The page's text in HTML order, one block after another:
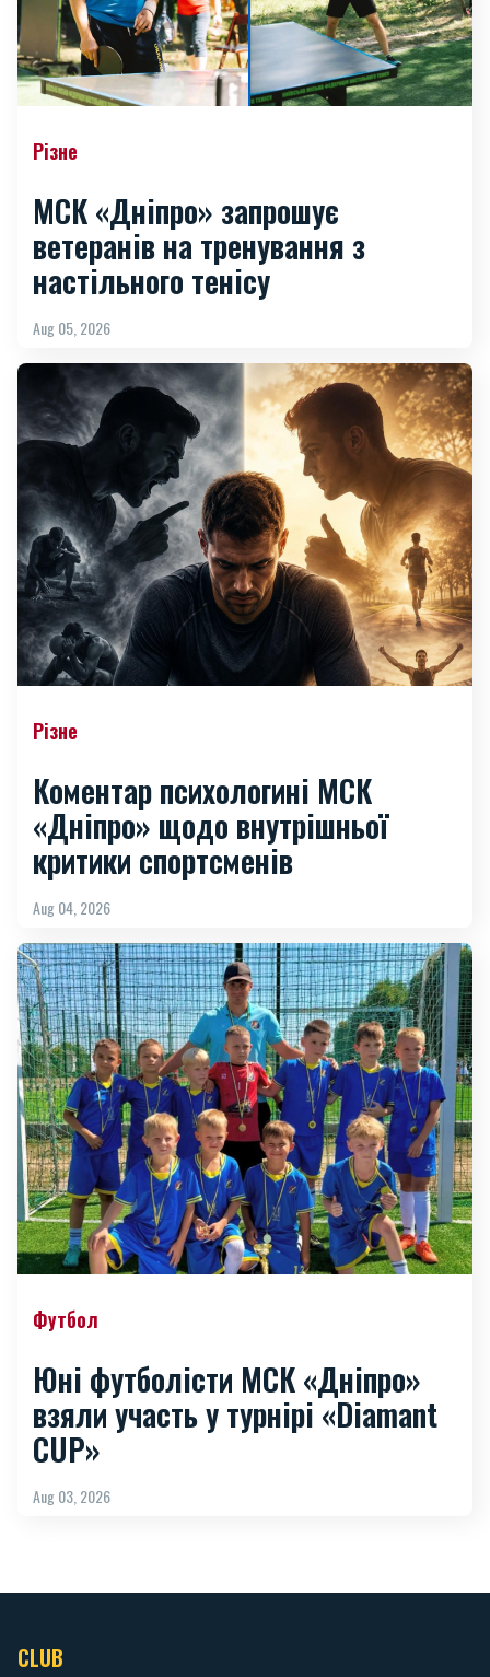
Різне
МСК «Дніпро» запрошує
ветеранів на тренування з
настільного тенісу
Aug 05, 2026
Різне
Коментар психологині МСК
«Дніпро» щодо внутрішньої
критики спортсменів
Aug 04, 2026
Футбол
Юні футболісти МСК «Дніпро»
взяли участь у турнірі «Diamant
CUP»
Aug 03, 2026
CLUB